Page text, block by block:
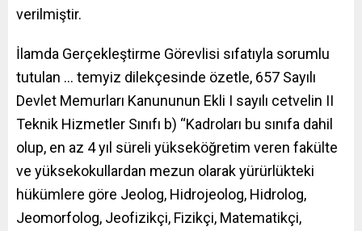
verilmiştir.
İlamda Gerçekleştirme Görevlisi sıfatıyla sorumlu
tutulan … temyiz dilekçesinde özetle, 657 Sayılı
Devlet Memurları Kanununun Ekli I sayılı cetvelin II
Teknik Hizmetler Sınıfı b) “Kadroları bu sınıfa dahil
olup, en az 4 yıl süreli yükseköğretim veren fakülte
ve yüksekokullardan mezun olarak yürürlükteki
hükümlere göre Jeolog, Hidrojeolog, Hidrolog,
Jeomorfolog, Jeofizikçi, Fizikçi, Matematikçi,